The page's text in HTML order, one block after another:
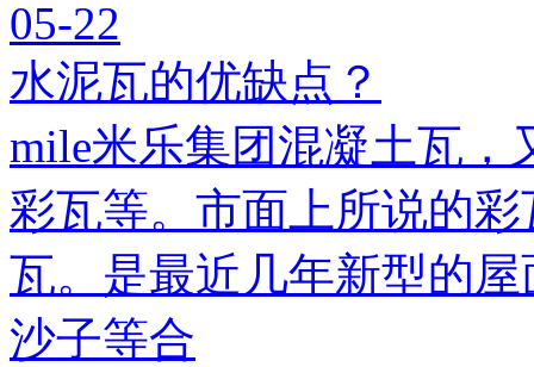
05-22
水泥瓦的优缺点？
mile米乐集团混凝土瓦，
彩瓦等。市面上所说的
瓦。是最近几年新型的
沙子等合